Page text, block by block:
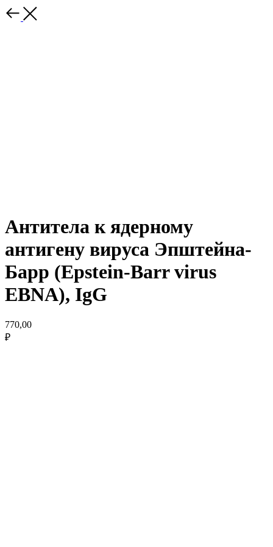
Антитела к ядерному
антигену вируса Эпштейна-
Барр (Epstein-Barr virus
EBNA), IgG
770,00
₽